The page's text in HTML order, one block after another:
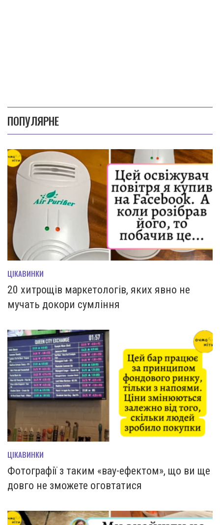
ПОПУЛЯРНЕ
ЦІКАВИНКИ
20 хитрощів маркетологів, яких явно не
мучать докори сумління
ЦІКАВИНКИ
Фотографії з таким «вау-ефектом», що ви ще
довго не зможете оговтатися